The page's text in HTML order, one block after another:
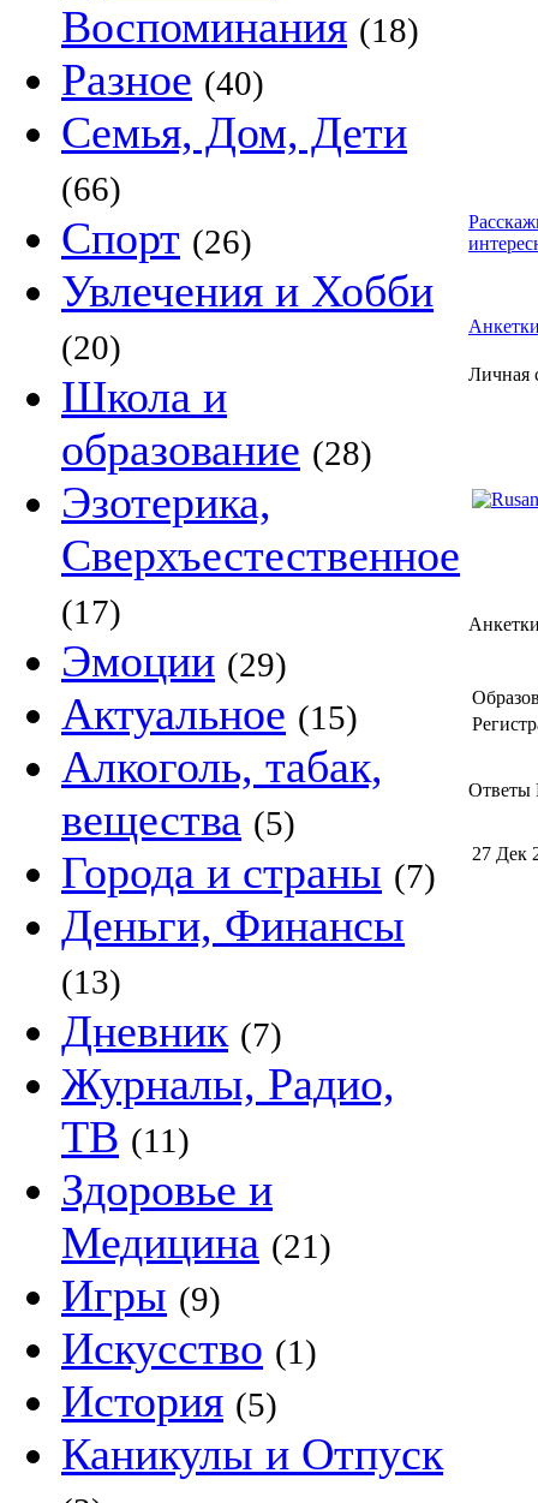
Воспоминания (18)
Разное (40)
Семья, Дом, Дети
(66)
Спорт (26)
Увлечения и Хобби
(20)
Школа и
образование (28)
Эзотерика,
Сверхъестественное
(17)
Эмоции (29)
Актуальное (15)
Алкоголь, табак,
вещества (5)
Города и страны (7)
Деньги, Финансы
(13)
Дневник (7)
Журналы, Радио,
ТВ (11)
Здоровье и
Медицина (21)
Игры (9)
Искусство (1)
История (5)
Каникулы и Отпуск
Личная
Ответы
27 Дек